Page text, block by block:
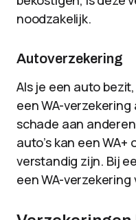
noodzakelijk.
Autoverzekering
Als je een auto
een WA-
schade aan
auto’s kan een
verstandig zijn. Bij
een WA-verzekering